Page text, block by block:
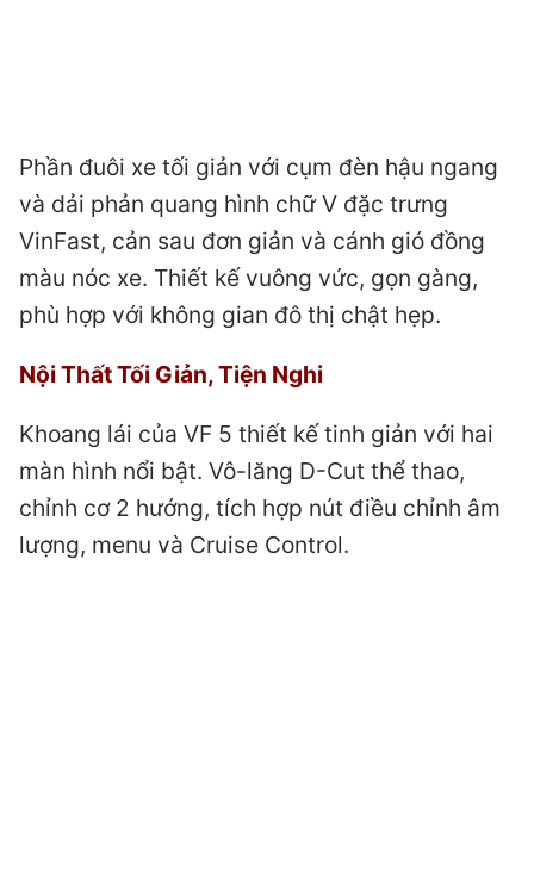
Phần đuôi xe tối giản với cụm đèn hậu ngang
và dải phản quang hình chữ V đặc trưng
VinFast, cản sau đơn giản và cánh gió đồng
màu nóc xe. Thiết kế vuông vức, gọn gàng,
phù hợp với không gian đô thị chật hẹp.
Nội Thất Tối Giản, Tiện Nghi
Khoang lái của VF 5 thiết kế tinh giản với hai
màn hình nổi bật. Vô-lăng D-Cut thể thao,
chỉnh cơ 2 hướng, tích hợp nút điều chỉnh âm
lượng, menu và Cruise Control.